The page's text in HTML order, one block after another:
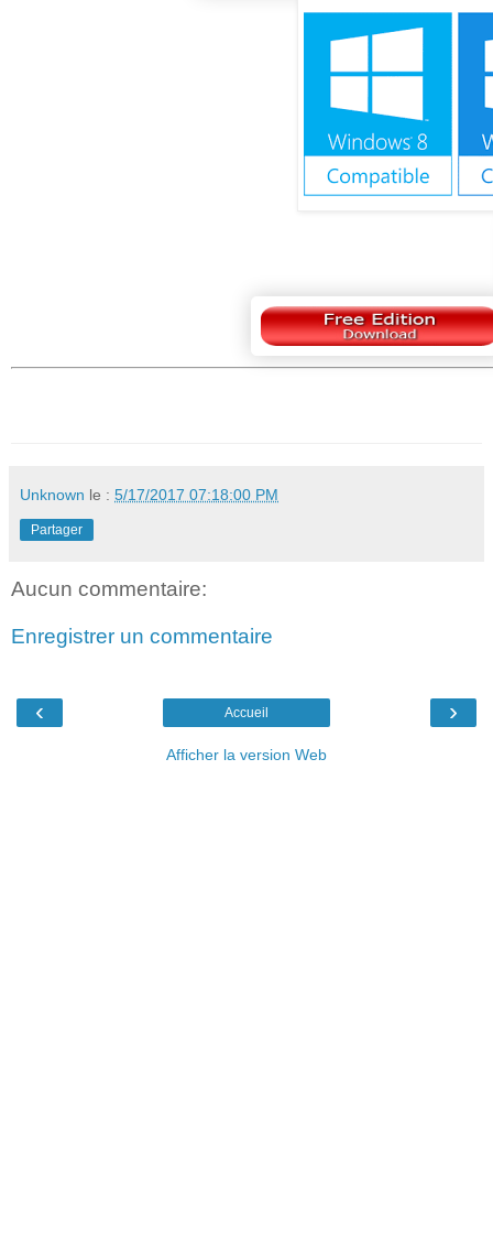
Unknown le : 5/17/2017 07:18:00 PM
Partager
Aucun commentaire:
Enregistrer un commentaire
‹ ›
Accueil
Afficher la version Web